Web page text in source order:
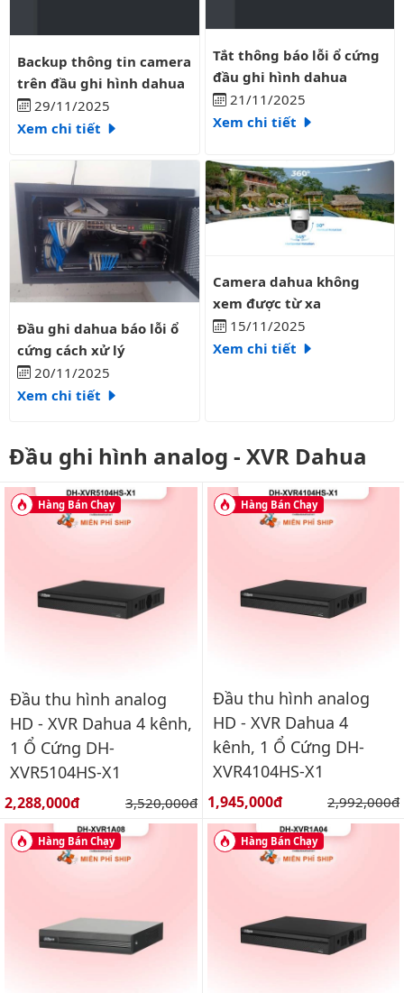
Backup thông tin camera trên đầu ghi hình dahua
Backup thông tin camera
trên đầu ghi hình dahua
29/11/2025
Xem chi tiết
Tắt thông báo lỗi ổ cứng đầu
Tắt thông báo lỗi ổ cứng
đầu ghi hình dahua
21/11/2025
Xem chi tiết
Đầu ghi dahua báo lỗi ổ cứng cách xử lý
Đầu ghi dahua báo lỗi ổ
cứng cách xử lý
20/11/2025
Xem chi tiết
Camera dahua không xem
Camera dahua không
xem được từ xa
15/11/2025
Xem chi tiết
Đầu ghi hình analog - XVR Dahua
Hàng Bán Chạy
Đầu thu hình analog
HD - XVR Dahua 4 kênh,
1 Ổ Cứng DH-
XVR5104HS-X1
Giá bán:
2,288,000đ Giá gốc:
3,520,000đ
Hàng Bán Chạy
Đầu thu hình analog
HD - XVR Dahua 4
kênh, 1 Ổ Cứng DH-
XVR4104HS-X1
Giá bán:
1,945,000đ Giá gốc:
2,992,000đ
Hàng Bán Chạy Hàng Bán Chạy